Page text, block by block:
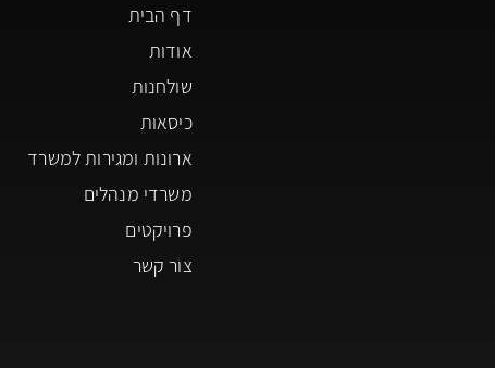
דף הבית
אודות
שולחנות
כיסאות
ארונות ומגירות למשרד
משרדי מנהלים
פרויקטים
צור קשר